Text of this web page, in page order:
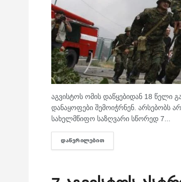
აგვისტოს ომის დაწყებიდან 18 წელი
დანაყოფები შემოიჭრნენ. არსებობს
სახელმწიფო საზღვარი სწორედ 7...
ᲓᲐᲬᲕᲠᲘᲚᲔᲑᲘᲗ